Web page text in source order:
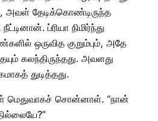
அவள் தேடிக்கொண்டிருந்த
ப்ரியா நிமிர்ந்து
ஒருவித குறும்பும், அதே
கலந்திருந்தது. அவளது
துடித்தது.
மெதுவாகச் சொன்னாள். “நான்